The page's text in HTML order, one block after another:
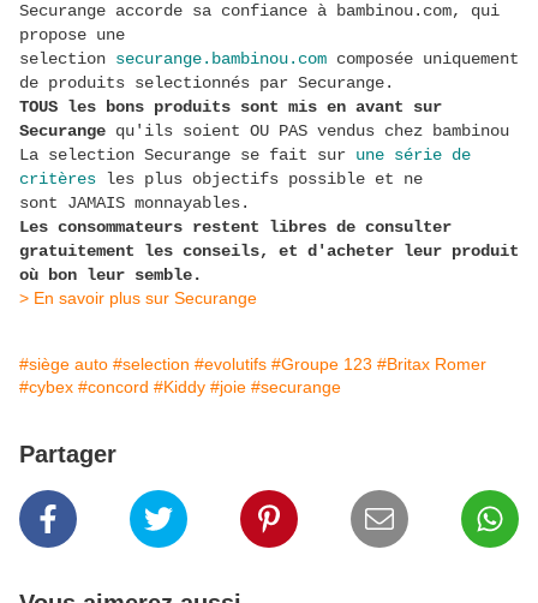
Securange accorde sa confiance à bambinou.com, qui
propose une
selection securange.bambinou.com composée uniquement
de produits selectionnés par Securange.
TOUS les bons produits sont mis en avant sur
Securange qu'ils soient OU PAS vendus chez bambinou
La selection Securange se fait sur une série de
critères les plus objectifs possible et ne
sont JAMAIS monnayables.
Les consommateurs restent libres de consulter
gratuitement les conseils, et d'acheter leur produit
où bon leur semble.
> En savoir plus sur Securange
#siège auto #selection #evolutifs #Groupe 123 #Britax Romer
#cybex #concord #Kiddy #joie #securange
Partager